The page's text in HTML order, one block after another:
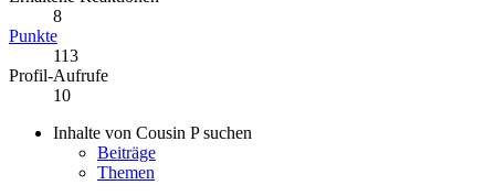
8
Punkte
113
Profil-Aufrufe
10
Inhalte von Cousin P suchen
Beiträge
Themen